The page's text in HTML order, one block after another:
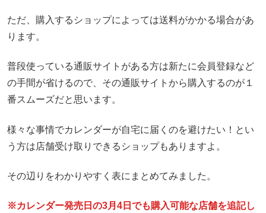
ただ、購入するショップによっては送料がかかる場合があ
ります。
普段使っている通販サイトがある方は新たに会員登録など
の手間が省けるので、その通販サイトから購入するのが１
番スムーズだと思います。
様々な事情でカレンダーが自宅に届くのを避けたい！とい
う方は店舗受け取りできるショップもありますよ。
その辺りをわかりやすく表にまとめてみました。
※カレンダー発売日の3月4日でも購入可能な店舗を追記し